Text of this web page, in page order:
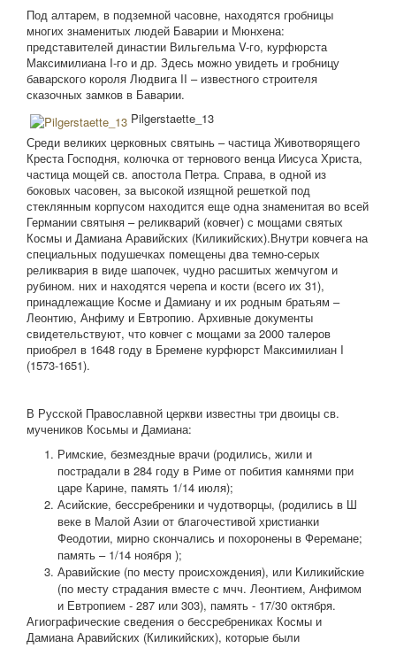
Под алтарем, в подземной часовне, находятся гробницы
многих знаменитых людей Баварии и Мюнхена:
представителей династии Вильгельма V-го, курфюрста
Максимилиана I-го и др. Здесь можно увидеть и гробницу
баварского короля Людвига II – известного строителя
сказочных замков в Баварии.
Pilgerstaette_13
Среди великих церковных святынь – частица Животворящего
Креста Господня, колючка от тернового венца Иисуса Христа,
частица мощей св. апостола Петра. Справа, в одной из
боковых часовен, за высокой изящной решеткой под
стеклянным корпусом находится еще одна знаменитая во всей
Германии святыня – реликварий (ковчег) с мощами святых
Космы и Дамиана Аравийских (Киликийских).Внутри ковчега на
специальных подушечках помещены два темно-серых
реликвария в виде шапочек, чудно расшитых жемчугом и
рубином. них и находятся черепа и кости (всего их 31),
принадлежащие Косме и Дамиану и их родным братьям –
Леонтию, Анфиму и Евтропию. Архивные документы
свидетельствуют, что ковчег с мощами за 2000 талеров
приобрел в 1648 году в Бремене курфюрст Максимилиан I
(1573-1651).
В Русской Православной церкви известны три двоицы св.
мучеников Косьмы и Дамиана:
Римские, безмездные врачи (родились, жили и
пострадали в 284 году в Риме от побития камнями при
царе Карине, память 1/14 июля);
Асийские, бессребреники и чудотворцы, (родились в Ш
веке в Малой Азии от благочестивой христианки
Феодотии, мирно скончались и похоронены в Феремане;
память – 1/14 ноября );
Аравийские (по месту происхождения), или Kиликийские
(по месту страдания вместе с мчч. Леонтием, Анфимом
и Евтропием - 287 или 303), память - 17/30 октября.
Агиографические сведения о бессребрениках Космы и
Дамиана Аравийских (Киликийских), которые были